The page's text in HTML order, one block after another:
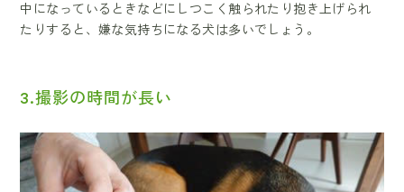
中になっているときなどにしつこく触られたり抱き上げられ
たりすると、嫌な気持ちになる犬は多いでしょう。
3.撮影の時間が長い